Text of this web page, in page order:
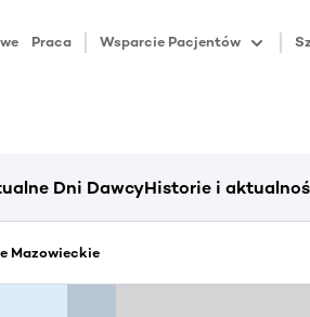
Praca Wsparcie Pacjentów
Dni DawcyHistorie i
Mazowieckie